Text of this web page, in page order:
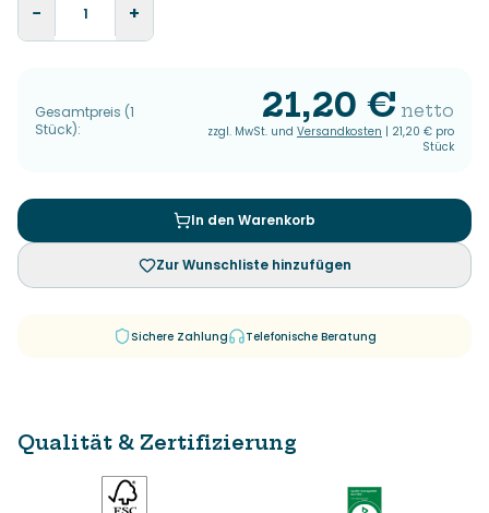
− +
Gesamtpreis (1
Stück):
21,20 € netto
zzgl. MwSt. und Versandkosten | 21,20 € pro
Stück
In den Warenkorb
Zur Wunschliste hinzufügen
Sichere Zahlung Telefonische Beratung
Qualität & Zertifizierung